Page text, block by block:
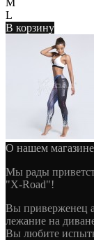
L
В корзину
О нашем магазине
Мы рады
"X-Road"!
Вы приверженец
лежание на
Вы любите